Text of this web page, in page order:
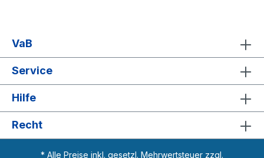
VaB
Service
Hilfe
Recht
* Alle Preise inkl. gesetzl. Mehrwertsteuer zzgl.